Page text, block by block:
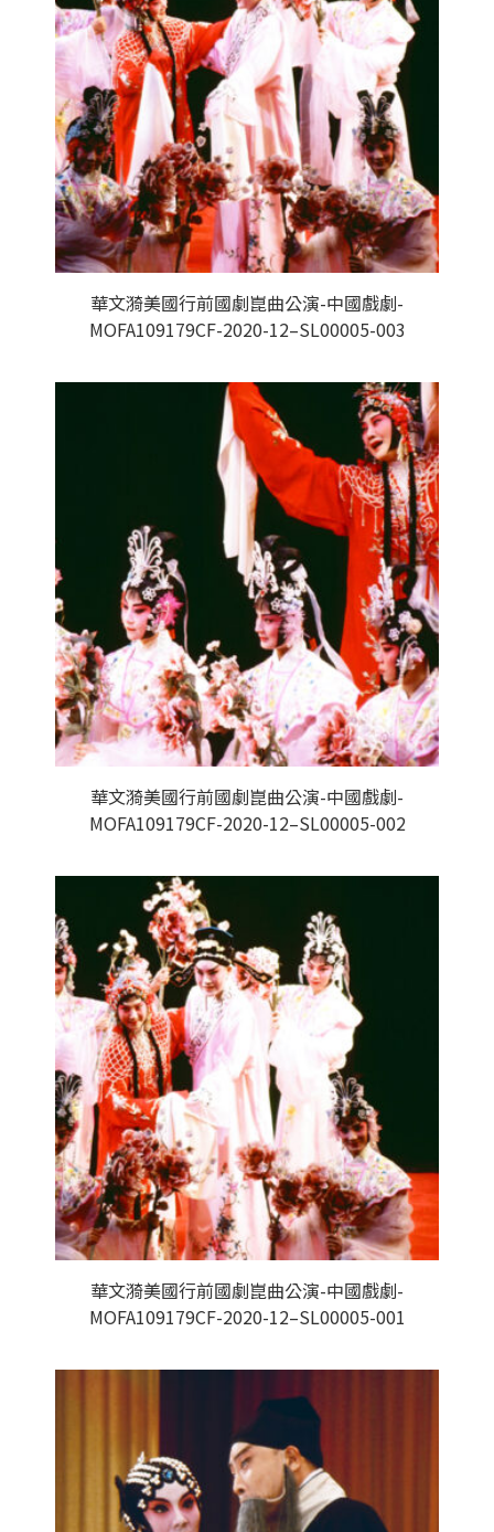
華文漪美國行前國劇崑曲公演-中國戲劇-
MOFA109179CF-2020-12–SL00005-003
華文漪美國行前國劇崑曲公演-中國戲劇-
MOFA109179CF-2020-12–SL00005-002
華文漪美國行前國劇崑曲公演-中國戲劇-
MOFA109179CF-2020-12–SL00005-001